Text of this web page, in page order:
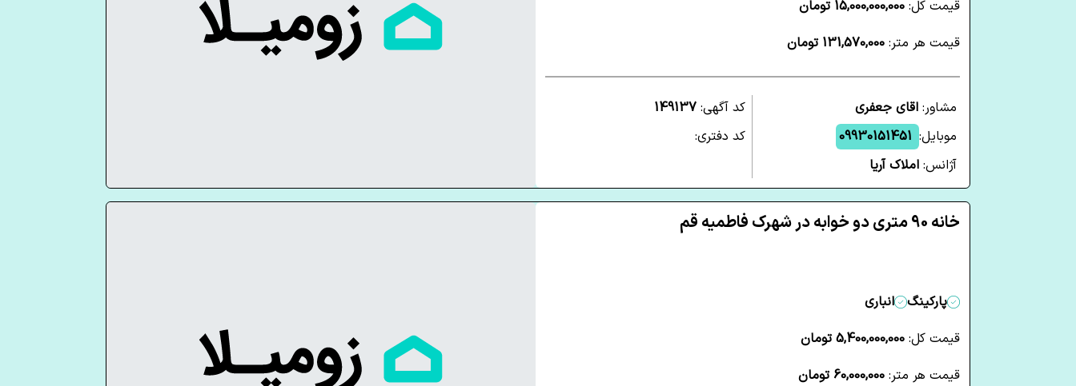
قیمت کل: 15,000,000,000 تومان
قیمت هر متر: 131,570,000 تومان
مشاور: اقای جعفری
موبایل: 09930151451
آژانس: املاک آریا
کد آگهی: 149137
کد دفتری:
خانه 90 متری دو خوابه در شهرک فاطمیه قم
پارکینگ
انباری
قیمت کل: 5,400,000,000 تومان
قیمت هر متر: 60,000,000 تومان